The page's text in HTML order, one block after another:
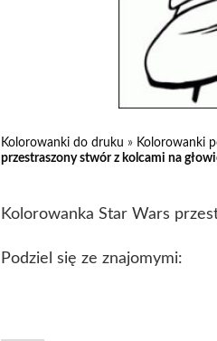
Kolorowanki do druku » Kolorowanki
przestraszony stwór z kolcami na
Kolorowanka Star Wars
Podziel się ze znajomymi: